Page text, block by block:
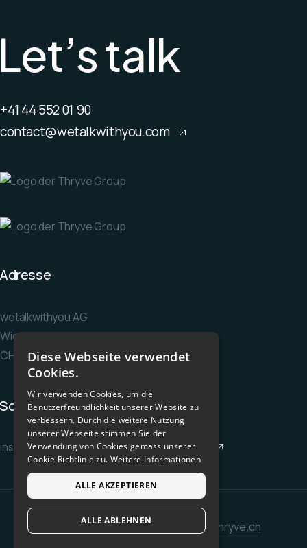
et’stalk
+41 44 552 01 90
contact@wetalkwithyou.com
Adresse
wetalkwithyou AG
Wiesenstrasse 36
CH-8952 Schlieren
Socials
Instagram Facebook LinkedIn YouTube
© wetalkwithyou AG - Member of thryve.ch
Diese Webseite verwendet
Cookies.
Wir verwenden Cookies, um die
Benutzerfreundlichkeit unserer Website zu
verbessern. Durch die weitere Nutzung
unserer Webseite stimmen Sie der
Verwendung von Cookies gemäss unserer
Cookie-Richtlinie zu. Weitere Informationen
ALLE AKZEPTIEREN
ALLE ABLEHNEN